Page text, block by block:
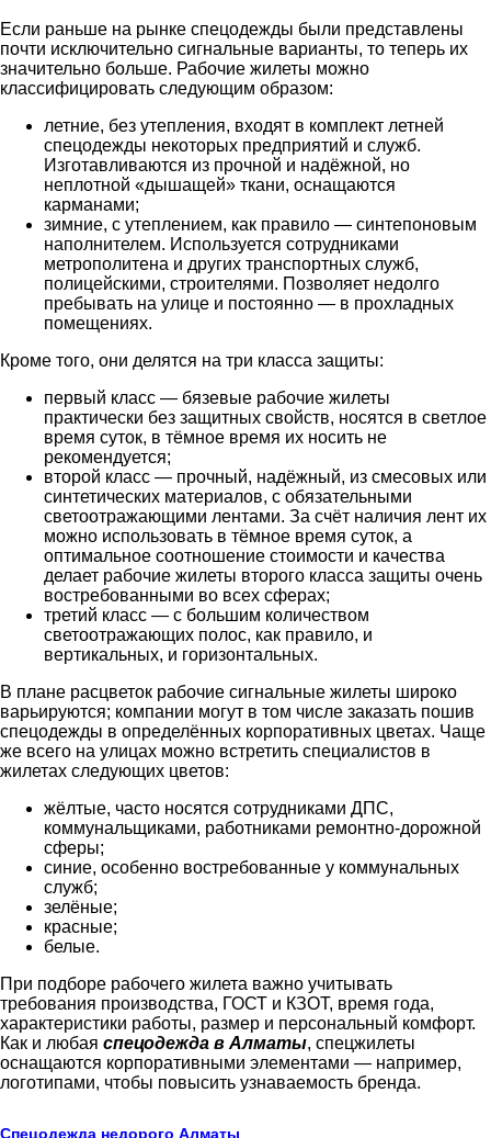
Если раньше на рынке спецодежды были представлены
почти исключительно сигнальные варианты, то теперь их
значительно больше. Рабочие жилеты можно
классифицировать следующим образом:
летние, без утепления, входят в комплект летней
спецодежды некоторых предприятий и служб.
Изготавливаются из прочной и надёжной, но
неплотной «дышащей» ткани, оснащаются
карманами;
зимние, с утеплением, как правило — синтепоновым
наполнителем. Используется сотрудниками
метрополитена и других транспортных служб,
полицейскими, строителями. Позволяет недолго
пребывать на улице и постоянно — в прохладных
помещениях.
Кроме того, они делятся на три класса защиты:
первый класс — бязевые рабочие жилеты
практически без защитных свойств, носятся в светлое
время суток, в тёмное время их носить не
рекомендуется;
второй класс — прочный, надёжный, из смесовых или
синтетических материалов, с обязательными
светоотражающими лентами. За счёт наличия лент их
можно использовать в тёмное время суток, а
оптимальное соотношение стоимости и качества
делает рабочие жилеты второго класса защиты очень
востребованными во всех сферах;
третий класс — с большим количеством
светоотражающих полос, как правило, и
вертикальных, и горизонтальных.
В плане расцветок рабочие сигнальные жилеты широко
варьируются; компании могут в том числе заказать пошив
спецодежды в определённых корпоративных цветах. Чаще
же всего на улицах можно встретить специалистов в
жилетах следующих цветов:
жёлтые, часто носятся сотрудниками ДПС,
коммунальщиками, работниками ремонтно-дорожной
сферы;
синие, особенно востребованные у коммунальных
служб;
зелёные;
красные;
белые.
При подборе рабочего жилета важно учитывать
требования производства, ГОСТ и КЗОТ, время года,
характеристики работы, размер и персональный комфорт.
Как и любая спецодежда в Алматы, спецжилеты
оснащаются корпоративными элементами — например,
логотипами, чтобы повысить узнаваемость бренда.
Спецодежда недорого Алматы